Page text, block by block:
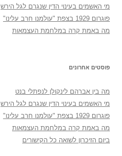
מי האשמים בעינוי הדין שנגרם לגל הירש
פוגרום 1929 בצפת "עולמנו חרב עלינו"
מה באמת קרה במלחמת העצמאות
פוסטים אחרונים
מה בין אברהם לינקולן לנפתלי בנט
מי האשמים בעינוי הדין שנגרם לגל הירש
פוגרום 1929 בצפת "עולמנו חרב עלינו"
מה באמת קרה במלחמת העצמאות
ביום הזיכרון לשואה כל הקישורים